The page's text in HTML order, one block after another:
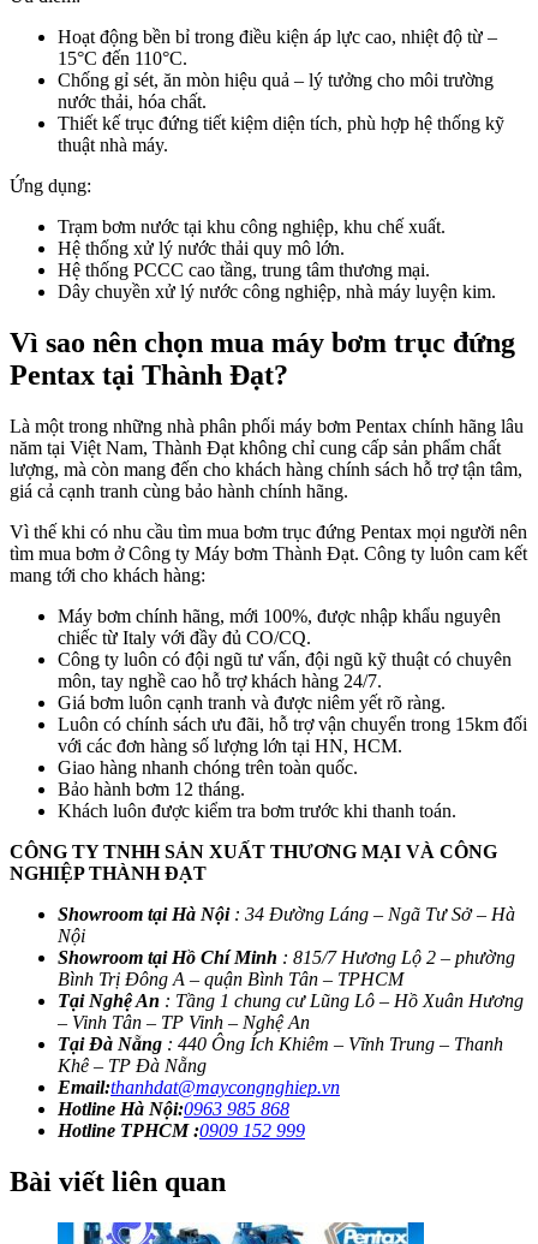
Hoạt động bền bỉ trong điều kiện áp lực cao, nhiệt độ từ –
15°C đến 110°C.
Chống gỉ sét, ăn mòn hiệu quả – lý tưởng cho môi trường
nước thải, hóa chất.
Thiết kế trục đứng tiết kiệm diện tích, phù hợp hệ thống kỹ
thuật nhà máy.
Ứng dụng:
Trạm bơm nước tại khu công nghiệp, khu chế xuất.
Hệ thống xử lý nước thải quy mô lớn.
Hệ thống PCCC cao tầng, trung tâm thương mại.
Dây chuyền xử lý nước công nghiệp, nhà máy luyện kim.
Vì sao nên chọn mua máy bơm trục đứng
Pentax tại Thành Đạt?
Là một trong những nhà phân phối máy bơm Pentax chính hãng lâu
năm tại Việt Nam, Thành Đạt không chỉ cung cấp sản phẩm chất
lượng, mà còn mang đến cho khách hàng chính sách hỗ trợ tận tâm,
giá cả cạnh tranh cùng bảo hành chính hãng.
Vì thế khi có nhu cầu tìm mua bơm trục đứng Pentax mọi người nên
tìm mua bơm ở Công ty Máy bơm Thành Đạt. Công ty luôn cam kết
mang tới cho khách hàng:
Máy bơm chính hãng, mới 100%, được nhập khẩu nguyên
chiếc từ Italy với đầy đủ CO/CQ.
Công ty luôn có đội ngũ tư vấn, đội ngũ kỹ thuật có chuyên
môn, tay nghề cao hỗ trợ khách hàng 24/7.
Giá bơm luôn cạnh tranh và được niêm yết rõ ràng.
Luôn có chính sách ưu đãi, hỗ trợ vận chuyển trong 15km đối
với các đơn hàng số lượng lớn tại HN, HCM.
Giao hàng nhanh chóng trên toàn quốc.
Bảo hành bơm 12 tháng.
Khách luôn được kiểm tra bơm trước khi thanh toán.
CÔNG TY TNHH SẢN XUẤT THƯƠNG MẠI VÀ CÔNG
NGHIỆP THÀNH ĐẠT
Showroom tại Hà Nội: 34 Đường Láng – Ngã Tư Sở – Hà
Nội
Showroom tại Hồ Chí Minh : 815/7 Hương Lộ 2 – phường
Bình Trị Đông A – quận Bình Tân – TPHCM
Tại Nghệ An : Tầng 1 chung cư Lũng Lô – Hồ Xuân Hương
– Vinh Tân – TP Vinh – Nghệ An
Tại Đà Nẵng : 440 Ông Ích Khiêm – Vĩnh Trung – Thanh
Khê – TP Đà Nẵng
Email:thanhdat@maycongnghiep.vn
Hotline Hà Nội:0963 985 868
Hotline TPHCM :0909 152 999
Bài viết liên quan